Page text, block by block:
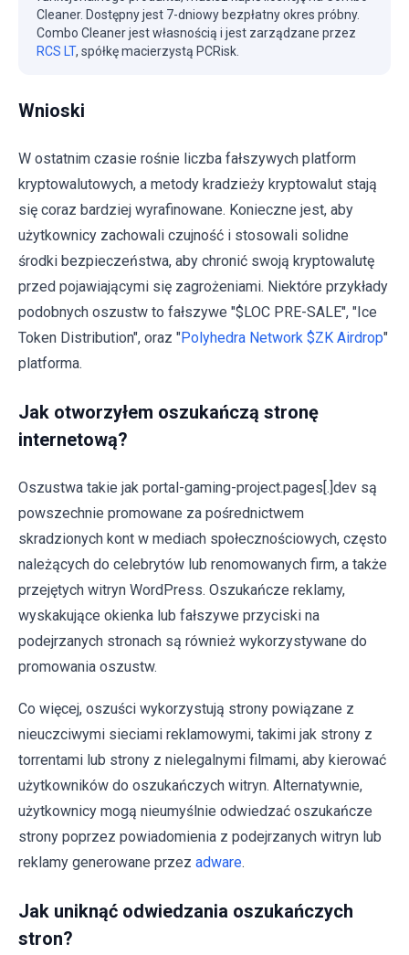
Cleaner. Dostępny jest 7-dniowy bezpłatny okres próbny.
Combo Cleaner jest własnością i jest zarządzane przez
RCS LT, spółkę macierzystą PCRisk.
Wnioski
W ostatnim czasie rośnie liczba fałszywych platform
kryptowalutowych, a metody kradzieży kryptowalut stają
się coraz bardziej wyrafinowane. Konieczne jest, aby
użytkownicy zachowali czujność i stosowali solidne
środki bezpieczeństwa, aby chronić swoją kryptowalutę
przed pojawiającymi się zagrożeniami. Niektóre przykłady
podobnych oszustw to fałszywe "$LOC PRE-SALE", "Ice
Token Distribution", oraz "Polyhedra Network $ZK Airdrop"
platforma.
Jak otworzyłem oszukańczą stronę
internetową?
Oszustwa takie jak portal-gaming-project.pages[.]dev są
powszechnie promowane za pośrednictwem
skradzionych kont w mediach społecznościowych, często
należących do celebrytów lub renomowanych firm, a także
przejętych witryn WordPress. Oszukańcze reklamy,
wyskakujące okienka lub fałszywe przyciski na
podejrzanych stronach są również wykorzystywane do
promowania oszustw.
Co więcej, oszuści wykorzystują strony powiązane z
nieuczciwymi sieciami reklamowymi, takimi jak strony z
torrentami lub strony z nielegalnymi filmami, aby kierować
użytkowników do oszukańczych witryn. Alternatywnie,
użytkownicy mogą nieumyślnie odwiedzać oszukańcze
strony poprzez powiadomienia z podejrzanych witryn lub
reklamy generowane przez adware.
Jak uniknąć odwiedzania oszukańczych
stron?